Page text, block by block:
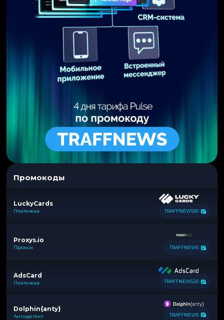
Промокоды
LuckyCards
Платежка TRAFFNEWS50
Proxys.io
Прокси TRAFFNEWS
AdsCard
Платежка TRAFFNEWS20
Dolphin{anty}
Антидетект TRAFFNEWS